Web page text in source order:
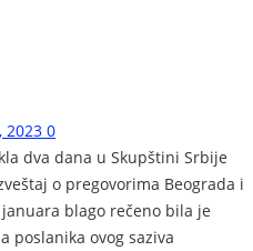
2023 0
dva dana u Skupštini Srbije
o pregovorima Beograda i
blago rečeno bila je
poslanika ovog saziva